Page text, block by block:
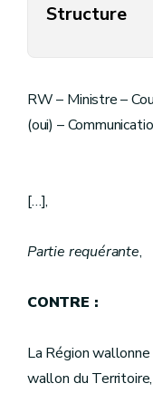
Structure
RW – Ministre –
(oui) –
[…],
Partie requérante,
CONTRE :
La Région
wallon du